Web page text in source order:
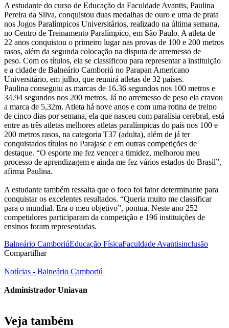
A estudante do curso de Educação da Faculdade Avantis, Paulina
Pereira da Silva, conquistou duas medalhas de ouro e uma de prata
nos Jogos Paralímpicos Universitários, realizado na última semana,
no Centro de Treinamento Paralímpico, em São Paulo. A atleta de
22 anos conquistou o primeiro lugar nas provas de 100 e 200 metros
rasos, além da segunda colocação na disputa de arremesso de
peso. Com os títulos, ela se classificou para representar a instituição
e a cidade de Balneário Camboriú no Parapan Americano
Universitário, em julho, que reunirá atletas de 32 países.
Paulina conseguiu as marcas de 16.36 segundos nos 100 metros e
34.94 segundos nos 200 metros. Já no arremesso de peso ela cravou
a marca de 5,32m. Atleta há nove anos e com uma rotina de treino
de cinco dias por semana, ela que nasceu com paralisia cerebral, está
entre as três atletas melhores atletas paralímpicas do país nos 100 e
200 metros rasos, na categoria T37 (adulta), além de já ter
conquistados títulos no Parajasc e em outras competições de
destaque. “O esporte me fez vencer a timidez, melhorou meu
processo de aprendizagem e ainda me fez vários estados do Brasil”,
afirma Paulina.
A estudante também ressalta que o foco foi fator determinante para
conquistar os excelentes resultados. “Queria muito me classificar
para o mundial. Era o meu objetivo”, pontua. Neste ano 252
competidores participaram da competição e 196 instituições de
ensinos foram representadas.
Balneário CamboriúEducação FísicaFaculdade Avantisinclusão
Compartilhar
Notícias - Balneário Camboriú
Administrador Uniavan
Veja também